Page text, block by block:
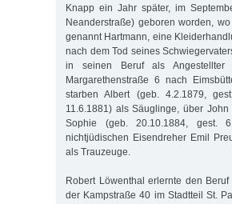
Knapp ein Jahr später, im
Neanderstraße) geboren worden,
genannt Hartmann, eine
nach dem Tod seines
in seinen Beruf als
Margarethenstraße 6 nach
starben Albert (geb. 4.2.1879,
11.6.1881) als Säuglinge, über
Sophie (geb. 20.10.1884, gest.
nichtjüdischen Eisendreher Emil
als Trauzeuge.
Robert Löwenthal erlernte den
der Kampstraße 40 im Stadtteil St.